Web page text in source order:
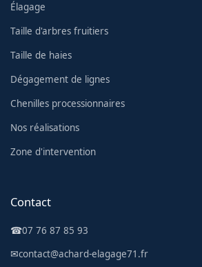
Élagage
Taille d'arbres fruitiers
Taille de haies
Dégagement de lignes
Chenilles processionnaires
Nos réalisations
Zone d'intervention
Contact
☎07 76 87 85 93
✉contact@achard-elagage71.fr